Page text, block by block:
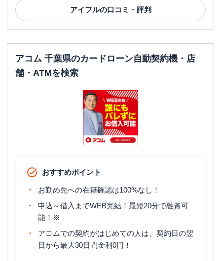
アイフルの口コミ・評判
アコム 千葉県のカードローン自動契約機・店
舗・ATMを検索
おすすめポイント
お勤め先への在籍確認は100%なし！
申込～借入までWEB完結！最短20分で融資可
能！※
アコムでの契約がはじめての人は、契約日の翌
日から最大30日間金利0円！